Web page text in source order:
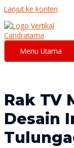
Lanjut ke konten
Menu Utama
Rak TV
Desain